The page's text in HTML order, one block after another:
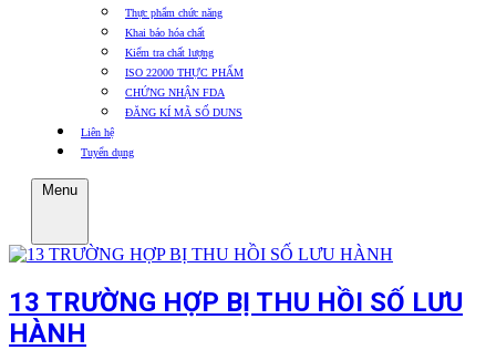
Thực phẩm chức năng
Khai báo hóa chất
Kiểm tra chất lượng
ISO 22000 THỰC PHẨM
CHỨNG NHẬN FDA
ĐĂNG KÍ MÃ SỐ DUNS
Liên hệ
Tuyển dụng
Menu
13 TRƯỜNG HỢP BỊ THU HỒI SỐ LƯU
HÀNH